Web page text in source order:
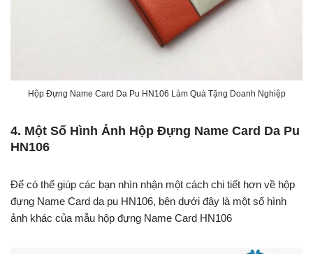
Hộp Đựng Name Card Da Pu HN106 Làm Quà Tặng Doanh Nghiệp
4. Một Số Hình Ảnh Hộp Đựng Name Card Da Pu
HN106
Để có thể giúp các bạn nhìn nhận một cách chi tiết hơn về hộp
đựng Name Card da pu HN106, bên dưới đây là một số hình
ảnh khác của mẫu hộp đựng Name Card HN106